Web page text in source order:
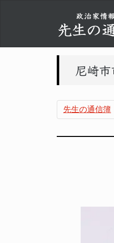
尼崎
先生の通信簿